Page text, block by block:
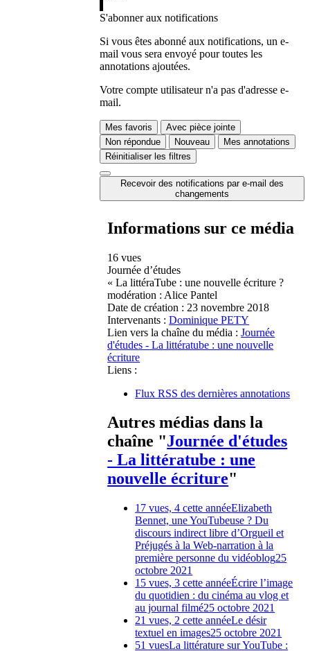
S'abonner aux notifications
Si vous êtes abonné aux notifications, un e-
mail vous sera envoyé pour toutes les
annotations ajoutées.
Votre compte utilisateur n'a pas d'adresse e-
mail.
Mes favoris
Avec pièce jointe
Non répondue
Nouveau
Mes annotations
Réinitialiser les filtres
Recevoir des notifications par e-mail des
changements
Informations sur ce média
16 vues
Journée d’études
« La littéraTube : une nouvelle écriture ?
modération : Alice Pantel
Date de création : 23 novembre 2018
Intervenants : Dominique PETY
Lien vers la chaîne du média : Journée
d'études - La littératube : une nouvelle
écriture
Liens :
Flux RSS des dernières annotations
Autres médias dans la
chaîne "Journée d'études
- La littératube : une
nouvelle écriture"
17 vues, 4 cette annéeElizabeth
Bennet, une YouTubeuse ? Du
discours indirect libre d’Orgueil et
Préjugés à la Web-narration à la
première personne du vidéoblog25
octobre 2021
15 vues, 3 cette annéeÉcrire l’image
du quotidien : du cinéma au vlog et
au journal filmé25 octobre 2021
21 vues, 2 cette annéeLe désir
textuel en images25 octobre 2021
51 vuesLa littérature sur YouTube :